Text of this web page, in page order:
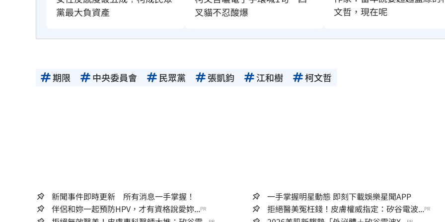
黨最大負資產
叉貓不忍酸爆
文哲，現在呢
期限 中央委員會 民眾黨 張凱鈞 江和樹 柯文哲
新聞事件即時更新 所有消息一手掌握！
一手掌握明星動態 即刻下載娛樂星聞APP
伴侶和妳一起預防HPV，才有資格說愛妳...PR 拒絕醫美冤枉錢！皮膚權威指定：矽谷電波...PR